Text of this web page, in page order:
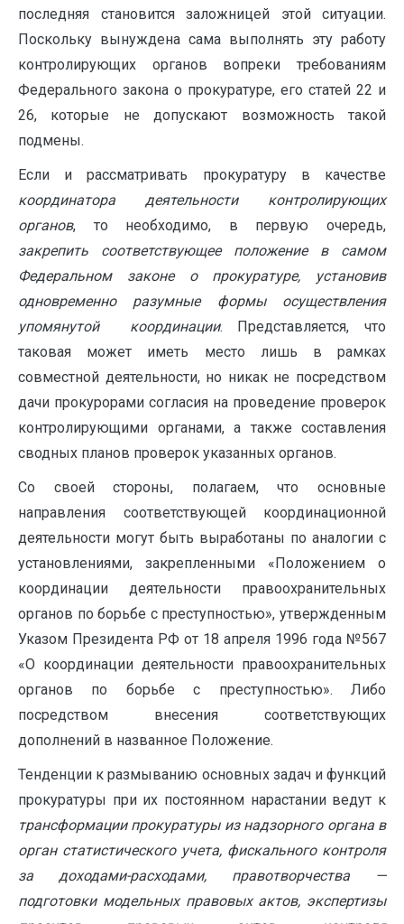
последняя становится заложницей этой ситуации.
Поскольку вынуждена сама выполнять эту работу
контролирующих органов вопреки требованиям
Федерального закона о прокуратуре, его статей 22 и
26, которые не допускают возможность такой
подмены.
Если и рассматривать прокуратуру в качестве
координатора деятельности контролирующих
органов, то необходимо, в первую очередь,
закрепить соответствующее положение в самом
Федеральном законе о прокуратуре, установив
одновременно разумные формы осуществления
упомянутой координации. Представляется, что
таковая может иметь место лишь в рамках
совместной деятельности, но никак не посредством
дачи прокурорами согласия на проведение проверок
контролирующими органами, а также составления
сводных планов проверок указанных органов.
Со своей стороны, полагаем, что основные
направления соответствующей координационной
деятельности могут быть выработаны по аналогии с
установлениями, закрепленными «Положением о
координации деятельности правоохранительных
органов по борьбе с преступностью», утвержденным
Указом Президента РФ от 18 апреля 1996 года №567
«О координации деятельности правоохранительных
органов по борьбе с преступностью». Либо
посредством внесения соответствующих
дополнений в названное Положение.
Тенденции к размыванию основных задач и функций
прокуратуры при их постоянном нарастании ведут к
трансформации прокуратуры из надзорного органа в
орган статистического учета, фискального контроля
за доходами-расходами, правотворчества —
подготовки модельных правовых актов, экспертизы